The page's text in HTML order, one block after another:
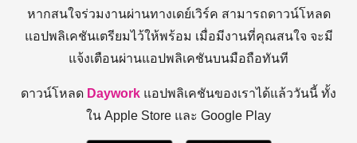
หากสนใจร่วมงานผ่านทางเดย์เวิร์ค สามารถดาวน์โหลด
แอปพลิเคชันเตรียมไว้ให้พร้อม เมื่อมีงานที่คุณสนใจ จะมี
แจ้งเตือนผ่านแอปพลิเคชันบนมือถือทันที
ดาวน์โหลด Daywork แอปพลิเคชันของเราได้แล้ววันนี้ ทั้ง
ใน Apple Store และ Google Play